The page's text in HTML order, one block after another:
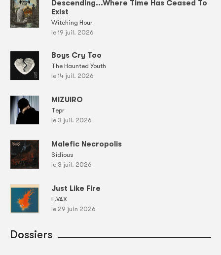
Descending...Where Time Has Ceased To
Exist
Witching Hour
le 19 juil. 2026
Boys Cry Too
The Haunted Youth
le 14 juil. 2026
MIZUIRO
Tepr
le 3 juil. 2026
Malefic Necropolis
Sidious
le 3 juil. 2026
Just Like Fire
E.VAX
le 29 juin 2026
Dossiers